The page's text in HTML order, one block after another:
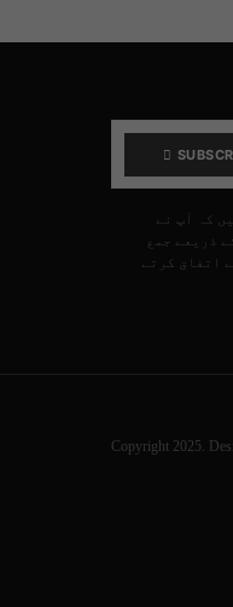
کہ آپ نے
ذریعے جمع
اتفاق کرتے